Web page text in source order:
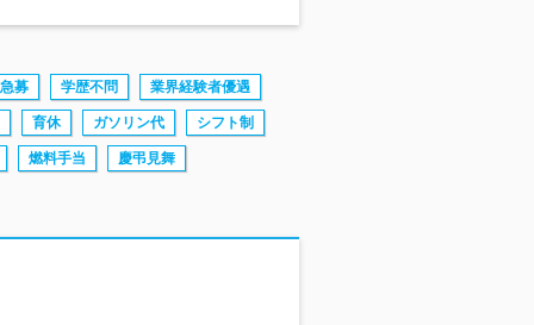
急募 学歴不問 業界経験者優遇
育休 ガソリン代 シフト制
燃料手当 慶弔見舞